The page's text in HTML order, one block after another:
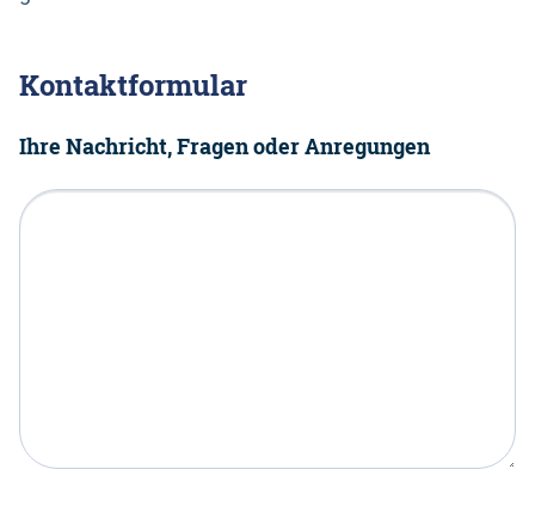
Kontaktformular
Ihre Nachricht, Fragen oder Anregungen